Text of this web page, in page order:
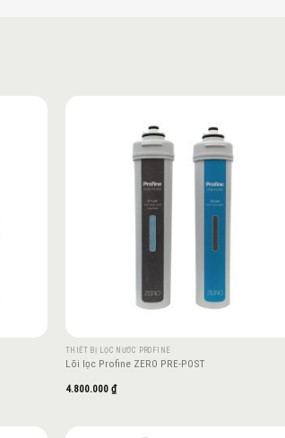
THIẾT BỊ LỌC NƯỚC PROFINE
Lõi lọc Profine ZERO PRE-POST
4.800.000 ₫